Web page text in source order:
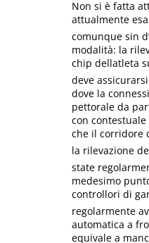
Non si è fatta
attualmente
comunque sin
modalità: la
chip dellatleta
deve
dove la
pettorale da
con
che il corridore
la rilevazione
state
medesimo
controllori di
regolarmente
automatica a
equivale a